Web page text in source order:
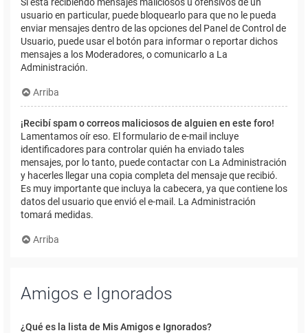
usuario en particular, puede bloquearlo para que no le pueda
enviar mensajes dentro de las opciones del Panel de Control de
Usuario, puede usar el botón para informar o reportar dichos
mensajes a los Moderadores, o comunicarlo a La
Administración.
Arriba
¡Recibí spam o correos maliciosos de alguien en este foro!
Lamentamos oír eso. El formulario de e-mail incluye
identificadores para controlar quién ha enviado tales
mensajes, por lo tanto, puede contactar con La Administración
y hacerles llegar una copia completa del mensaje que recibió.
Es muy importante que incluya la cabecera, ya que contiene los
datos del usuario que envió el e-mail. La Administración
tomará medidas.
Arriba
Amigos e Ignorados
¿Qué es la lista de Mis Amigos e Ignorados?